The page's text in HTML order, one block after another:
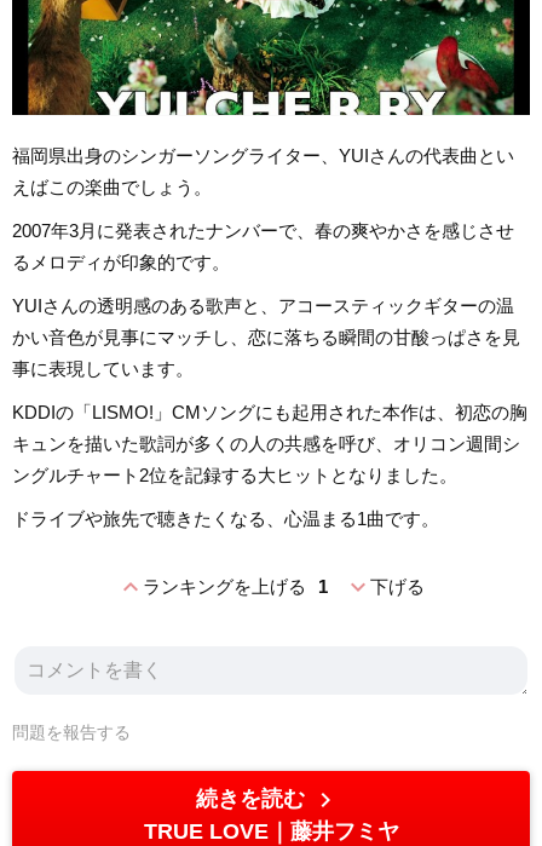
福岡県出身のシンガーソングライター、YUIさんの代表曲とい
えばこの楽曲でしょう。
2007年3月に発表されたナンバーで、春の爽やかさを感じさせ
るメロディが印象的です。
YUIさんの透明感のある歌声と、アコースティックギターの温
かい音色が見事にマッチし、恋に落ちる瞬間の甘酸っぱさを見
事に表現しています。
KDDIの「LISMO!」CMソングにも起用された本作は、初恋の胸
キュンを描いた歌詞が多くの人の共感を呼び、オリコン週間シ
ングルチャート2位を記録する大ヒットとなりました。
ドライブや旅先で聴きたくなる、心温まる1曲です。
expand_lessランキングを上げる 1 expand_more下げる
問題を報告する
続きを読む chevron_right
TRUE LOVE 藤井フミヤ